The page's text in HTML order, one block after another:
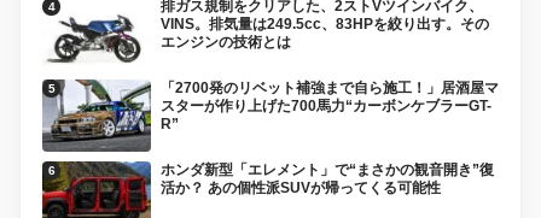
排ガス規制をクリアした、2ストVツインバイク、
VINS。排気量は249.5cc、83HPを絞り出す。その
エンジンの技術とは
「2700発のリベット補強まで自ら施工！」居酒屋マ
スターが作り上げた700馬力“カーボンケブラーGT-
R”
ホンダ新型「エレメント」で“まさかの観音開き”復
活か？ あの個性派SUVが帰ってくる可能性